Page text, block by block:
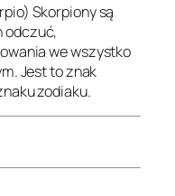
Skorpiony są
odczuć,
we wszystko
Jest to znak
zodiaku.